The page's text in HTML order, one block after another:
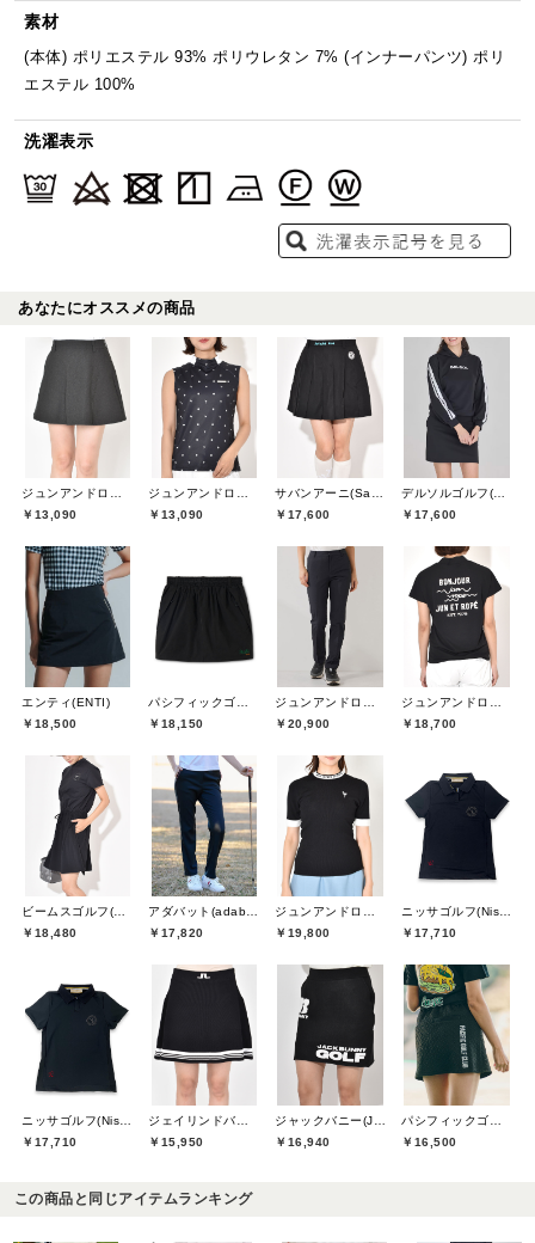
素材
(本体) ポリエステル 93% ポリウレタン 7% (インナーパンツ) ポリ
エステル 100%
洗濯表示
あなたにオススメの商品
ジュンアンドロペ(JUN&ROPE)
￥13,090
ジュンアンドロペ(JUN&ROPE)
￥13,090
サバンアーニ(SaVaNNI aaNI)
￥17,600
デルソルゴルフ(DELSOL GOLF)
￥17,600
エンティ(ENTI)
￥18,500
パシフィックゴルフクラブ(Pacific GOLF CLUB)
￥18,150
ジュンアンドロペ(JUN&ROPE)
￥20,900
ジュンアンドロペ(JUN&ROPE)
￥18,700
ビームスゴルフ(BEAMS GOLF)
￥18,480
アダバット(adabat)
￥17,820
ジュンアンドロペ(JUN&ROPE)
￥19,800
ニッサゴルフ(Nissa Golf)
￥17,710
ニッサゴルフ(Nissa Golf)
￥17,710
ジェイリンドバーグ(J.LINDEBERG)
￥15,950
ジャックバニー(Jack Bunny)
￥16,940
パシフィックゴルフクラブ(Pacific GOLF CLUB)
￥16,500
この商品と同じアイテムランキング